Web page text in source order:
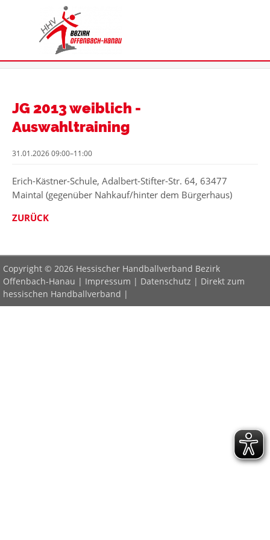
JG 2013 weiblich -
Auswahltraining
31.01.2026 09:00–11:00
Erich-Kästner-Schule, Adalbert-Stifter-Str. 64, 63477
Maintal (gegenüber Nahkauf/hinter dem Bürgerhaus)
ZURÜCK
Copyright © 2026 Hessischer Handballverband Bezirk
Offenbach-Hanau | Impressum | Datenschutz | Direkt zum
hessischen Handballverband |